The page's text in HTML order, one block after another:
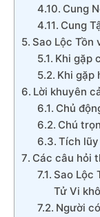
Cung
Cung
Sao Lộc Tồn
Khi gặp
Khi gặp
Lời khuyên
Chủ
Chú
Tích
Các câu hỏi
Sao Lộc
Tử Vi
Người